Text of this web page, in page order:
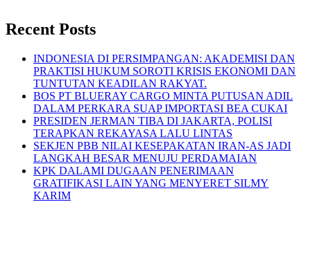
Recent Posts
INDONESIA DI PERSIMPANGAN: AKADEMISI DAN
PRAKTISI HUKUM SOROTI KRISIS EKONOMI DAN
TUNTUTAN KEADILAN RAKYAT.
BOS PT BLUERAY CARGO MINTA PUTUSAN ADIL
DALAM PERKARA SUAP IMPORTASI BEA CUKAI
PRESIDEN JERMAN TIBA DI JAKARTA, POLISI
TERAPKAN REKAYASA LALU LINTAS
SEKJEN PBB NILAI KESEPAKATAN IRAN-AS JADI
LANGKAH BESAR MENUJU PERDAMAIAN
KPK DALAMI DUGAAN PENERIMAAN
GRATIFIKASI LAIN YANG MENYERET SILMY
KARIM